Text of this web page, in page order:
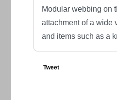
Modular webbing on
attachment of a wide
and items such as a
Tweet